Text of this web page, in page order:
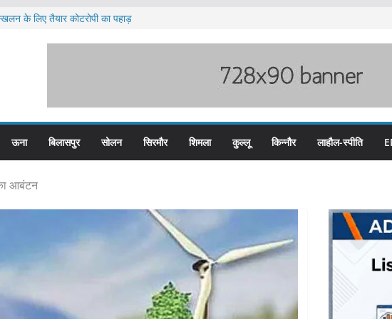
के लिए तैयार कोटरोपी का पहाड़
होंगी वार्षिक परीक्षाएं
ऊना बिलासपुर सोलन सिरमौर शिमला कुल्लू किन्नौर लाहौल-स्पीति
आबंटन